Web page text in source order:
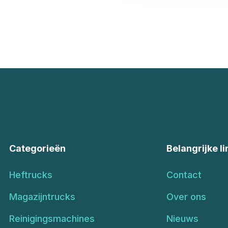
Categorieën
Heftrucks
Magazijntrucks
Reinigingsmachines
Belangrijke
Contact
Over ons
Nieuws